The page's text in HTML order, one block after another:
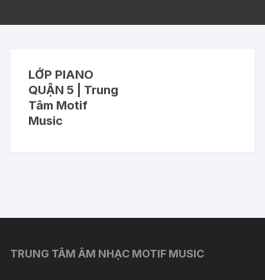
LỚP PIANO
QUẬN 5 | Trung
Tâm Motif
Music
TRUNG TÂM ÂM NHẠC MOTIF MUSIC